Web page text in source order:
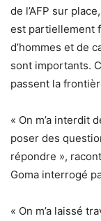
de l’AFP sur
est partiellement
d’hommes et de
sont importants.
passent la
« On m’a interdit
poser des
répondre »,
Goma interrogé
« On m’a laissé